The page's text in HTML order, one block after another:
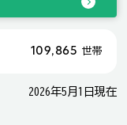
109,865 世帯
2026年5月1日現在